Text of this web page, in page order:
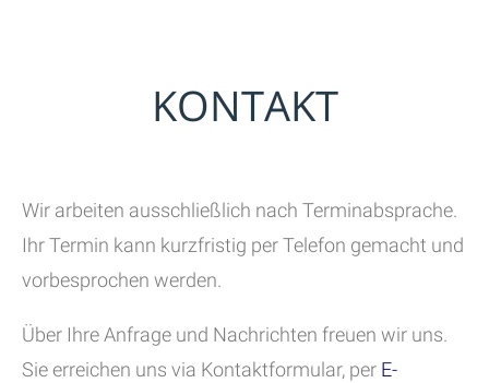
KONTAKT
Wir arbeiten ausschließlich nach Terminabsprache.
Ihr Termin kann kurzfristig per Telefon gemacht und
vorbesprochen werden.
Über Ihre Anfrage und Nachrichten freuen wir uns.
Sie erreichen uns via Kontaktformular, per E-